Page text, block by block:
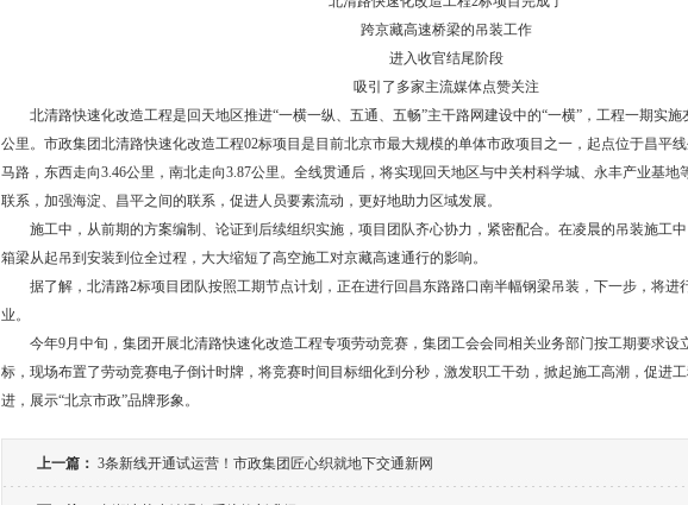
跨京藏高速桥梁的吊装工作
进入收官结尾阶段
吸引了多家主流媒体点赞关注
北清路快速化改造工程是回天地区推进“一横一纵、五通、五畅”主干路网建设中的“一横”，工程一期实
公里。市政集团北清路快速化改造工程02标项目是目前北京市最大规模的单体市政项目之一，起点位于昌平
马路，东西走向3.46公里，南北走向3.87公里。全线贯通后，将实现回天地区与中关村科学城、永丰产业基地
联系，加强海淀、昌平之间的联系，促进人员要素流动，更好地助力区域发展。
施工中，从前期的方案编制、论证到后续组织实施，项目团队齐心协力，紧密配合。在凌晨的吊装施工
箱梁从起吊到安装到位全过程，大大缩短了高空施工对京藏高速通行的影响。
据了解，北清路2标项目团队按照工期节点计划，正在进行回昌东路路口南半幅钢梁吊装，下一步，将进
业。
今年9月中旬，集团开展北清路快速化改造工程专项劳动竞赛，集团工会会同相关业务部门按工期要求设
标，现场布置了劳动竞赛电子倒计时牌，将竞赛时间目标细化到分秒，激发职工干劲，掀起施工高潮，促进
进，展示“北京市政”品牌形象。
上一篇： 3条新线开通试运营！市政集团匠心织就地下交通新网